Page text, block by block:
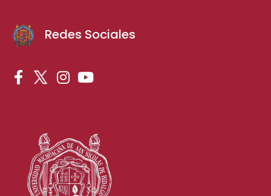
Redes Sociales